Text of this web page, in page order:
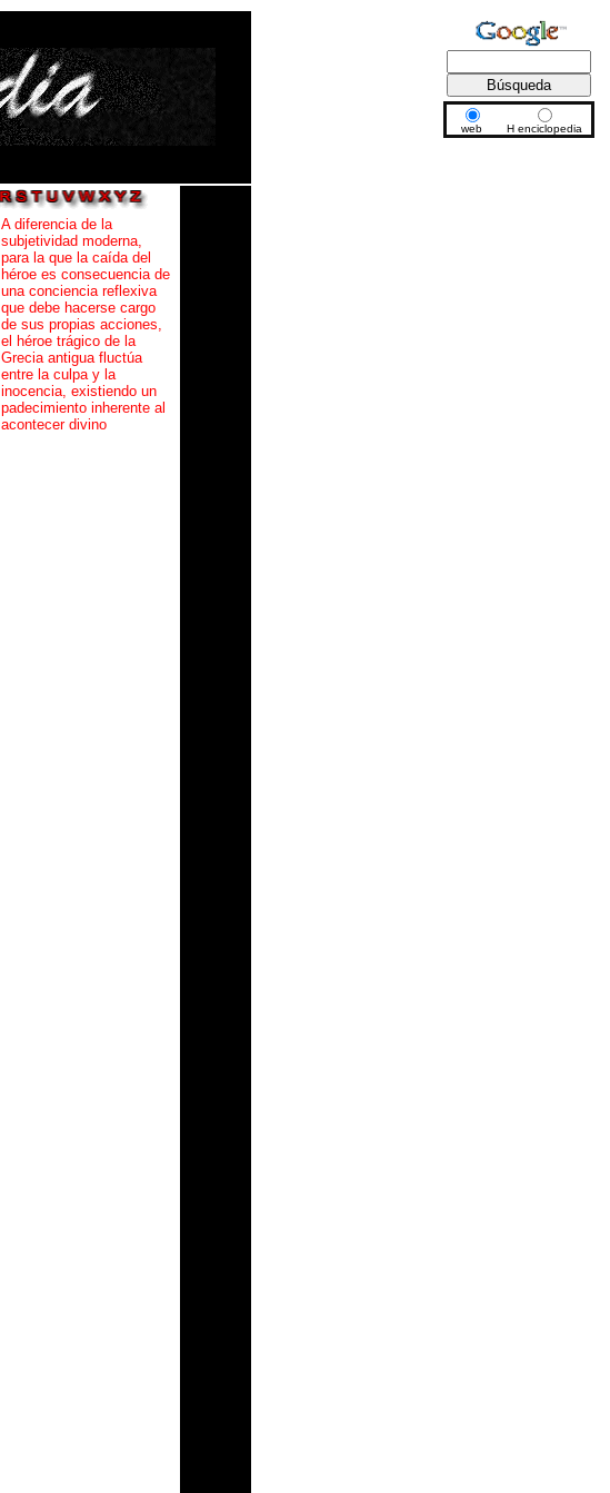
A diferencia de la
subjetividad moderna,
para la que la caída del
héroe es consecuencia de
una conciencia reflexiva
que debe hacerse cargo
de sus propias acciones,
el héroe trágico de la
Grecia antigua fluctúa
entre la culpa y la
inocencia, existiendo un
padecimiento inherente al
acontecer divino
web H enciclopedia